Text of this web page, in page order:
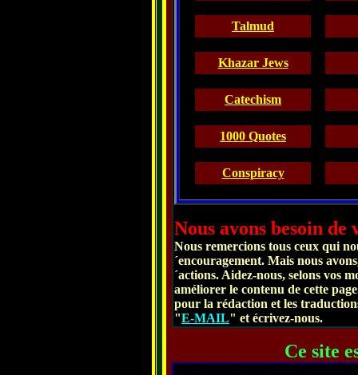
Talmud
Khazar Jews
Catechism
1000 Quotes
Conspiracy
Nous avons besoin de
Nous remercions tous ceux qui
´encouragement. Mais nous
´actions. Aidez-nous, selons vos
améliorer le contenu de cette
pour la rédaction et les
"E-MAIL" et écrivez-nous.
Ce site